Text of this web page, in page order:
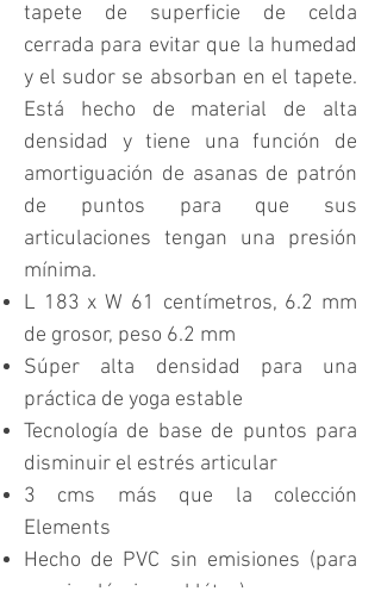
tapete de superficie de celda
cerrada para evitar que la humedad
y el sudor se absorban en el tapete.
Está hecho de material de alta
densidad y tiene una función de
amortiguación de asanas de patrón
de puntos para que sus
articulaciones tengan una presión
mínima.
L 183 x W 61 centímetros, 6.2 mm
de grosor, peso 6.2 mm
Súper alta densidad para una
práctica de yoga estable
Tecnología de base de puntos para
disminuir el estrés articular
3 cms más que la colección
Elements
Hecho de PVC sin emisiones (para
yoguis alérgicos al látex)